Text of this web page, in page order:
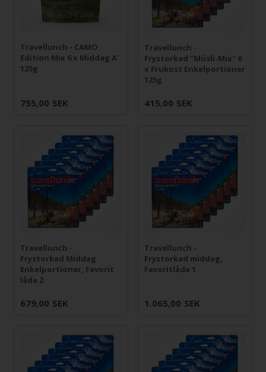
Travellunch - CAMO
Edition Mix 6 x Middag A'
125g
755,00 SEK
Travellunch -
Frystorkad "Müsli-Mix" 6
x Frukost Enkelportioner
125g
415,00 SEK
Travellunch -
Frystorkad Middag
Enkelportioner, Favorit
låda 2
679,00 SEK
Travellunch -
Frystorkad middag,
Favoritlåda 1
1.065,00 SEK